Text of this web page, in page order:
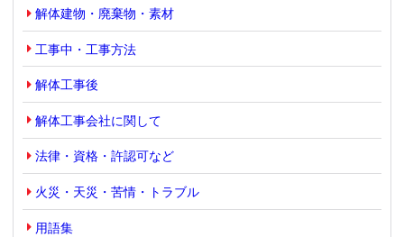
解体建物・廃棄物・素材
工事中・工事方法
解体工事後
解体工事会社に関して
法律・資格・許認可など
火災・天災・苦情・トラブル
用語集